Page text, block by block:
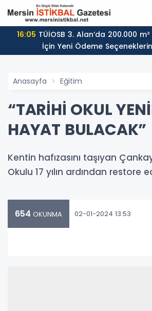
16:05
İçin Yeni Ödeme
Anasayfa Eğitim
“TARİHİ OKUL
HAYAT BULACAK”
Kentin hafızasını taşıyan
Okulu 17 yılın ardından restore
654 OKUNMA 02-01-2024 13:53